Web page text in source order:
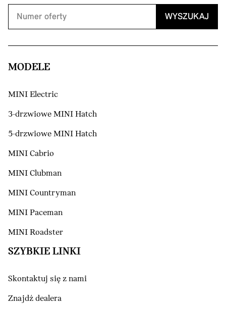
WYSZUKAJ
MODELE
MINI Electric
3-drzwiowe MINI Hatch
5-drzwiowe MINI Hatch
MINI Cabrio
MINI Clubman
MINI Countryman
MINI Paceman
MINI Roadster
SZYBKIE LINKI
Skontaktuj się z nami
Znajdź dealera